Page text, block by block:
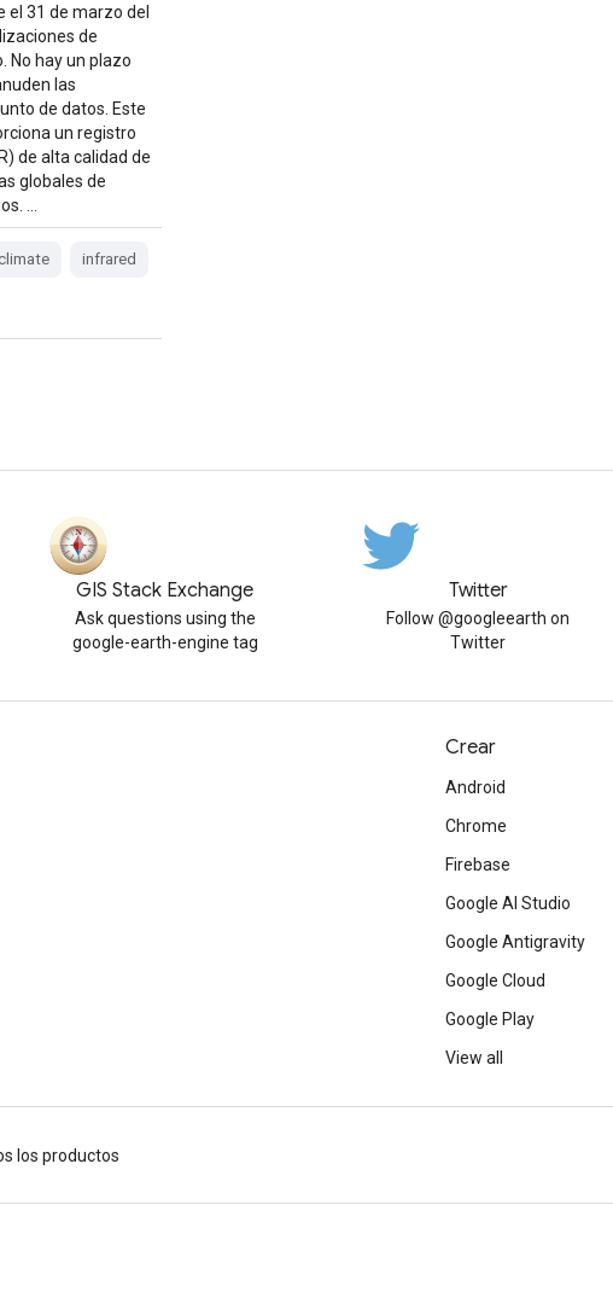
el 31 de marzo del
de
No hay un plazo
las
de datos. Este
un registro
de alta calidad de
globales de
…
infrared
GIS Stack Exchange
Ask questions using the
google-earth-engine tag
Twitter
Follow @googleearth on
Twitter
Crear
Android
Chrome
Firebase
Google AI Studio
Google Antigravity
Google Cloud
Google Play
View all
los productos